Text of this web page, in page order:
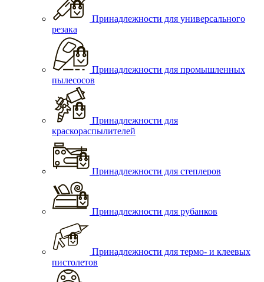
Принадлежности для универсального
резака
Принадлежности для промышленных
пылесосов
Принадлежности для
краскораспылителей
Принадлежности для степлеров
Принадлежности для рубанков
Принадлежности для термо- и клеевых
пистолетов